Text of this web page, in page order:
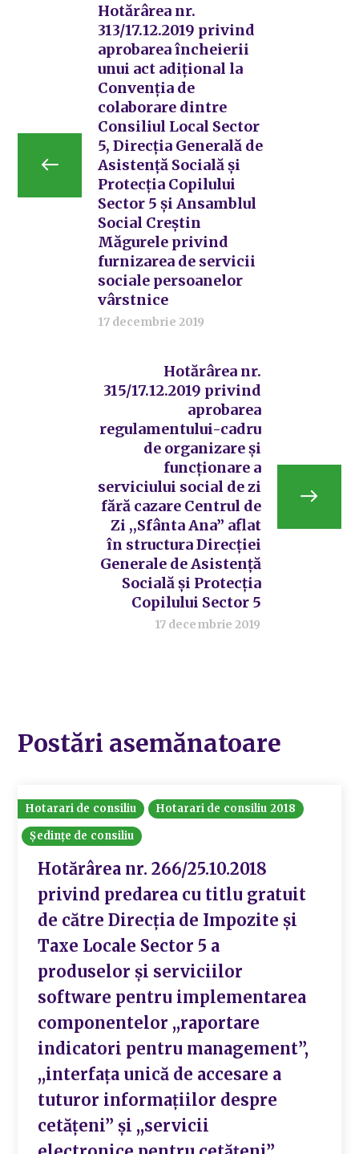
Hotărârea nr.
313/17.12.2019 privind
aprobarea încheierii
unui act adițional la
Convenția de
colaborare dintre
Consiliul Local Sector
5, Direcția Generală de
Asistență Socială și
Protecția Copilului
Sector 5 și Ansamblul
Social Creștin
Măgurele privind
furnizarea de servicii
sociale persoanelor
vârstnice
17 decembrie 2019
Hotărârea nr.
315/17.12.2019 privind
aprobarea
regulamentului-cadru
de organizare și
funcționare a
serviciului social de zi
fără cazare Centrul de
Zi ,,Sfânta Ana” aflat
în structura Direcției
Generale de Asistență
Socială și Protecția
Copilului Sector 5
17 decembrie 2019
Postări asemănatoare
Hotarari de consiliu
Hotarari de consiliu 2018
Ședințe de consiliu
Hotărârea nr. 266/25.10.2018
privind predarea cu titlu gratuit
de către Direcția de Impozite și
Taxe Locale Sector 5 a
produselor și serviciilor
software pentru implementarea
componentelor ,,raportare
indicatori pentru management”,
,,interfața unică de accesare a
tuturor informațiilor despre
cetățeni” și ,,servicii